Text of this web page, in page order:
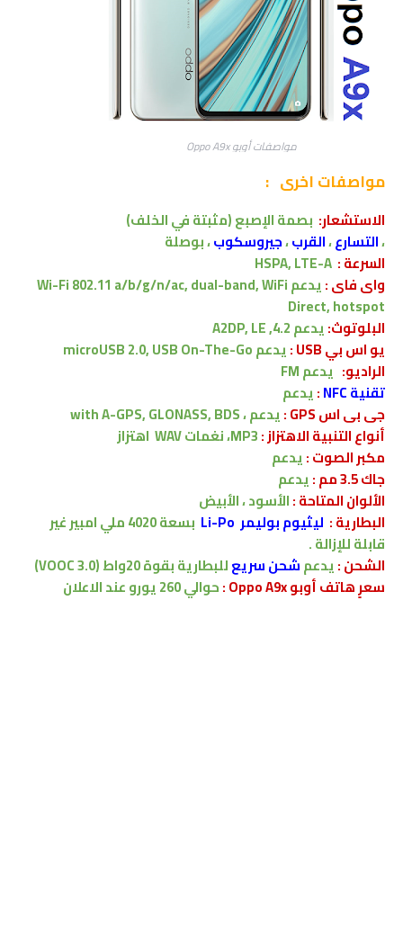
مواصفات أوبو Oppo A9x
مواصفات اخرى :
الاستشعار: بصمة الإصبع(مثبتة في الخلف)
،التسارع،القرب،جيروسكوب، بوصلة
السرعة : HSPA, LTE-A
واى فاى :
يدعم Wi-Fi 802.11 a/b/g/n/ac, dual-band, WiFi
Direct, hotspot
البلوتوث:يدعم4.2, A2DP, LE
يو اس بي USB :
يدعمmicroUSB 2.0, USB On-The-Go
الراديو: يدعم FM
تقنية NFC
:يدعم
جى بى اس GPS :
يدعم ،with A-GPS, GLONASS, BDS
أنواع التنبية الاهتزاز :
اهتزاز
مكبر الصوت :يدعم
جاك 3.5 مم :
يدعم
الألوان المتاحة :الأسود ، الأبيض
البطارية: ليثيوم بوليمر Li-Po بسعة4020ملي امبيرغير
قابلة للإزالة .
الشحن:يدعمشحن سريعللبطاريةبقوة 20واط (VOOC 3.0)
سعرٍ هاتف أوبو Oppo A9x :
حوالي 260 يورو عند الاعلان